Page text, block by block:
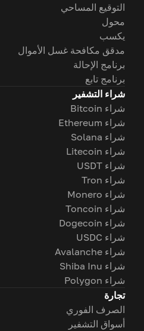
التوقيع المساحي
محول
يكسب
مدقق مكافحة غسل الأموال
برنامج الإحالة
برنامج تابع
شراء التشفير
شراء Bitcoin
شراء Ethereum
شراء Solana
شراء Litecoin
شراء USDT
شراء Tron
شراء Monero
شراء Toncoin
شراء Dogecoin
شراء USDC
شراء Avalanche
شراء Shiba Inu
شراء Polygon
تجارة
الصرف الفوري
أسواق التشفير